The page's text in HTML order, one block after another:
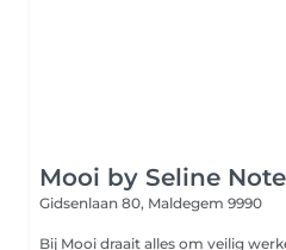
Mooi by Seline
Gidsenlaan 80, Maldegem 9990
Bij Mooi draait alles om veilig